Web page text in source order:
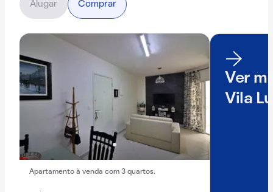
Apartamento à venda com 3 quartos.
Ver
Vila
Alugar Comprar